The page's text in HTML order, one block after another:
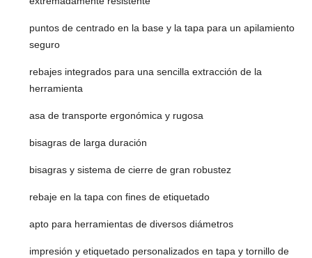
puntos de centrado en la base y la tapa para un apilamiento
seguro
rebajes integrados para una sencilla extracción de la
herramienta
asa de transporte ergonómica y rugosa
bisagras de larga duración
bisagras y sistema de cierre de gran robustez
rebaje en la tapa con fines de etiquetado
apto para herramientas de diversos diámetros
impresión y etiquetado personalizados en tapa y tornillo de